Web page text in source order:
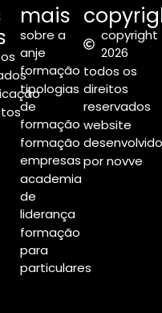
mais
sobre a
anje
formação
tipologias
de
formação
formação
empresas
academia
de
liderança
formação
para
particulares
copyright
2026
todos os
direitos
reservados
website
desenvolvido
por novve